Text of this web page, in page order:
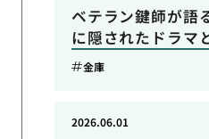
ベテラン鍵師が語
に隠されたドラマ
金庫
2026.06.01